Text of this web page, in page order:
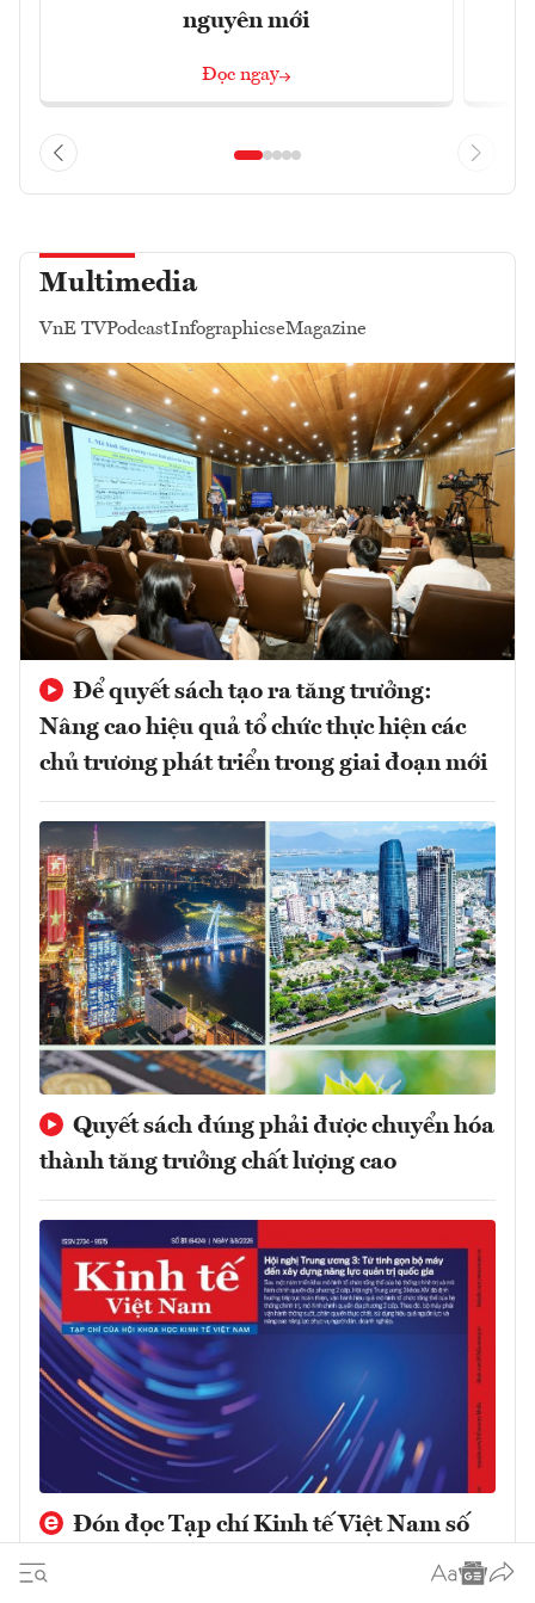
nguyên mới
Đọc ngay
Multimedia
VnE TVPodcastInfographicseMagazine
Để quyết sách tạo ra tăng trưởng:
Nâng cao hiệu quả tổ chức thực hiện các
chủ trương phát triển trong giai đoạn mới
Quyết sách đúng phải được chuyển hóa
thành tăng trưởng chất lượng cao
Đón đọc Tạp chí Kinh tế Việt Nam số
31-2026